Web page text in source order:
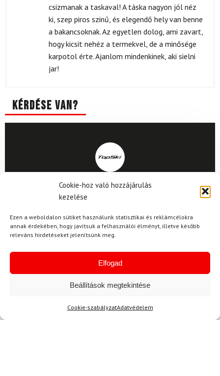
Cookie-hoz való hozzájárulás
kezelése
Ezen a weboldalon sütiket használunk statisztikai és reklámcélokra
annak érdekében, hogy javítsuk a felhasználói élményt, illetve később
releváns hirdetéseket jelenítsünk meg.
Elfogad
Beállítások megtekintése
Cookie-szabályzatAdatvédelem
csizmanak a taskaval! A táska nagyon jól néz
ki, szep piros szinű, és elegendő hely van benne
a bakancsoknak. Az egyetlen dolog, ami zavart,
hogy kicsit nehéz a termekvel, de a minősége
karpotol érte. Ajanlom mindenkinek, aki sielni
jar!
Kérdése van?
Kérdése van?
Név